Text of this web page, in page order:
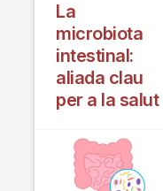
La
microbiota
intestinal:
aliada clau
per a la salut